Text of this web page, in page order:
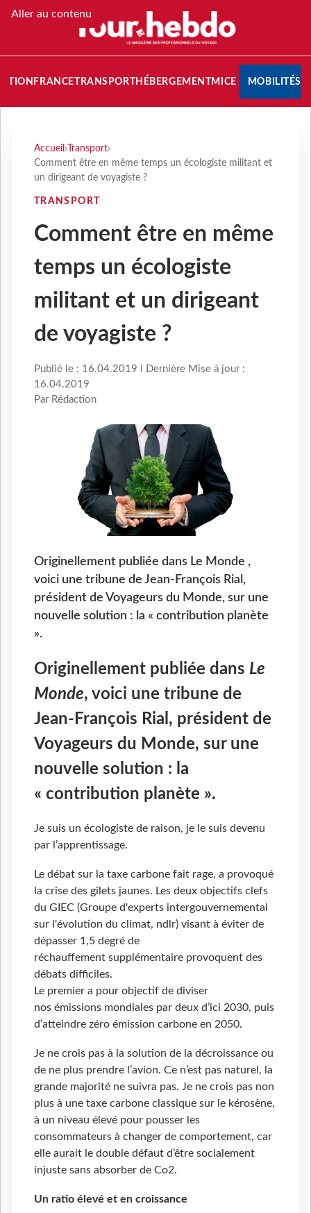
Aller au contenu
FRANCETRANSPORT HÉBERGEMENTMICE MOBILITÉS
Accueil › Transport›
Comment être en même temps un écologiste militant et
un dirigeant de voyagiste ?
TRANSPORT
Comment être en même
temps un écologiste
militant et un dirigeant
de voyagiste ?
Publié le : 16.04.2019 I Dernière Mise à jour :
16.04.2019
Par Rédaction
Originellement publiée dans Le Monde ,
voici une tribune de Jean-François Rial,
président de Voyageurs du Monde, sur une
nouvelle solution : la « contribution planète
».
Originellement publiée dans Le
Monde, voici une tribune de
Jean-François Rial, président de
Voyageurs du Monde, sur une
nouvelle solution : la
« contribution planète ».
Je suis un écologiste de raison, je le suis devenu
par l’apprentissage.
Le débat sur la taxe carbone fait rage, a provoqué
la crise des gilets jaunes. Les deux objectifs clefs
du GIEC (Groupe d'experts intergouvernemental
sur l'évolution du climat, ndlr) visant à éviter de
dépasser 1,5 degré de
réchauffement supplémentaire provoquent des
débats difficiles.
Le premier a pour objectif de diviser
nos émissions mondiales par deux d’ici 2030, puis
d’atteindre zéro émission carbone en 2050.
Je ne crois pas à la solution de la décroissance ou
de ne plus prendre l’avion. Ce n’est pas naturel, la
grande majorité ne suivra pas. Je ne crois pas non
plus à une taxe carbone classique sur le kérosène,
à un niveau élevé pour pousser les
consommateurs à changer de comportement, car
elle aurait le double défaut d’être socialement
injuste sans absorber de Co2.
Un ratio élevé et en croissance